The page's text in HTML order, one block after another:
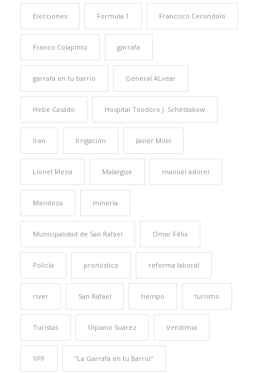
Elecciones Formula 1 Francisco Cerúndolo
Franco Colapinto garrafa
garrafa en tu barrio General ALvear
Hebe Casado Hospital Teodoro J. Schestakow
Iran Irrigación Javier Milei
Lionel Messi Malargüe manuel adorni
Mendoza minería
Municipalidad de San Rafael Omar Félix
Policía pronóstico reforma laboral
river San Rafael tiempo turismo
Turistas Ulpiano Suarez Vendimia
YPF “La Garrafa en tu Barrio”